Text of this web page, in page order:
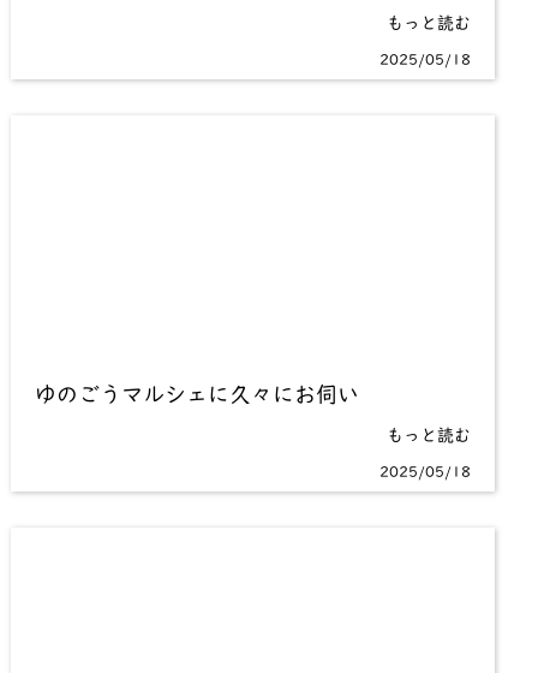
もっと読む
2025/05/18
ゆのごうマルシェに久々にお伺い
もっと読む
2025/05/18